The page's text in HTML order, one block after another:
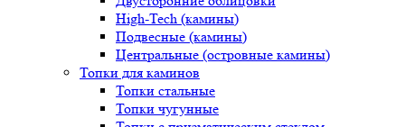
High-Tech (камины)
Подвесные (камины)
Центральные (островные камины)
Топки для каминов
Топки стальные
Топки чугунные